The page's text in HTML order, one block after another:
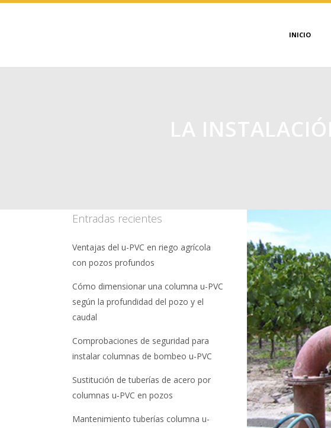
INICIO
Entradas recientes
Ventajas del u-PVC en riego agrícola
con pozos profundos
Cómo dimensionar una columna u-PVC
según la profundidad del pozo y el
caudal
Comprobaciones de seguridad para
instalar columnas de bombeo u-PVC
Sustitución de tuberías de acero por
columnas u‑PVC en pozos
Mantenimiento tuberías columna u-